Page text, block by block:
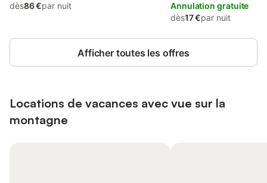
dès86 €par nuit
Annulation gratuite
dès17 €par nuit
Afficher toutes les offres
Locations de vacances avec vue sur la
montagne